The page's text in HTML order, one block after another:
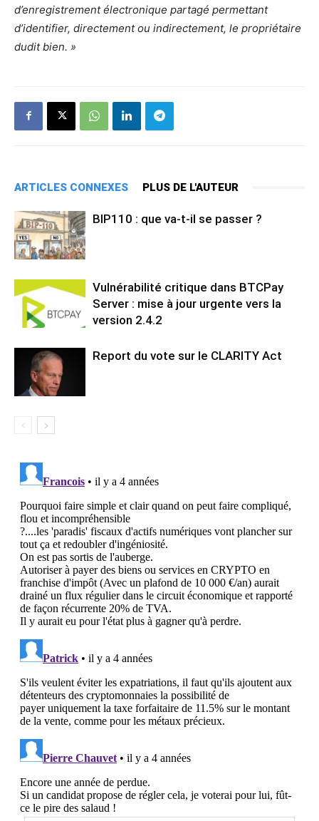
d’enregistrement électronique partagé permettant
d’identifier, directement ou indirectement, le propriétaire
dudit bien. »
ARTICLES CONNEXES PLUS DE L'AUTEUR
BIP110 : que va-t-il se passer ?
Vulnérabilité critique dans BTCPay
Server : mise à jour urgente vers la
version 2.4.2
Report du vote sur le CLARITY Act